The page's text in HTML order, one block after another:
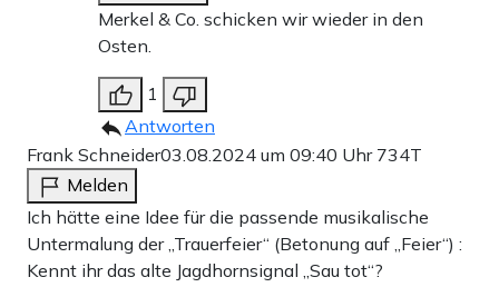
Merkel & Co. schicken wir wieder in den
Osten.
1
Antworten
Frank Schneider03.08.2024 um 09:40 Uhr 734T
Melden
Ich hätte eine Idee für die passende musikalische
Untermalung der „Trauerfeier“ (Betonung auf „Feier“) :
Kennt ihr das alte Jagdhornsignal „Sau tot“?